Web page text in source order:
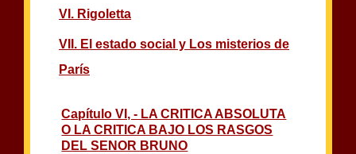
VI. Rigoletta
VII. El estado social y Los misterios de
París
Capítulo VI, - LA CRITICA ABSOLUTA
O LA CRITICA BAJO LOS RASGOS
DEL SENOR BRUNO